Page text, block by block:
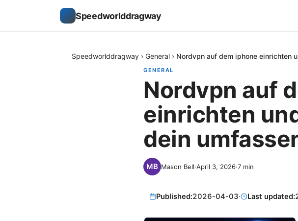
Speedworlddragway
Speedworlddragway › General › Nordvpn auf dem iphone einrichten
GENERAL
Nordvpn auf
einrichten
dein
Mason Bell·April 3, 2026·7 min
Published:2026-04-03· Last updated: